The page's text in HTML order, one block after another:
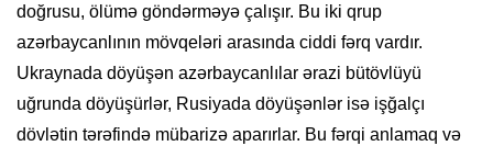
doğrusu, ölümə göndərməyə çalışır. Bu iki qrup
azərbaycanlının mövqeləri arasında ciddi fərq vardır.
Ukraynada döyüşən azərbaycanlılar ərazi bütövlüyü
uğrunda döyüşürlər, Rusiyada döyüşənlər isə işğalçı
dövlətin tərəfində mübarizə aparırlar. Bu fərqi anlamaq və